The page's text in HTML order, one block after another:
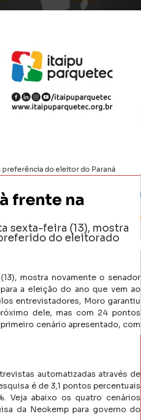
do eleitor do Paraná
frente na
sexta-feira (13), mostra
do eleitorado
mostra novamente o senador
a eleição do ano que vem ao
entrevistadores, Moro garantiu
dele, mas com 24 pontos
cenário apresentado, com
automatizadas através de
é de 3,1 pontos percentuais
Veja abaixo os quatro cenários
da Neokemp para governo do